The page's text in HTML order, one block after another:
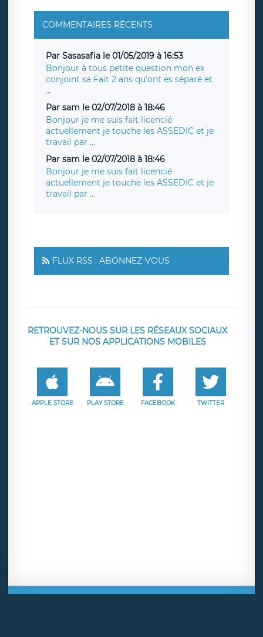
COMMENTAIRES RÉCENTS
Par Sasasafia le 01/05/2019 à 16:53
Bonjour à tous petite question mon ex
conjoint sa Fait 2 ans qu'ont es séparé et
...
Par sam le 02/07/2018 à 18:46
Bonjour je me suis fait licencié
actuellement je touche les ASSEDIC et je
travail par ...
Par sam le 02/07/2018 à 18:46
Bonjour je me suis fait licencié
actuellement je touche les ASSEDIC et je
travail par ...
FLUX RSS : ABONNEZ-VOUS
RETROUVEZ-NOUS SUR LES RÉSEAUX SOCIAUX
ET SUR NOS APPLICATIONS MOBILES
APPLE STORE PLAY STORE FACEBOOK TWITTER